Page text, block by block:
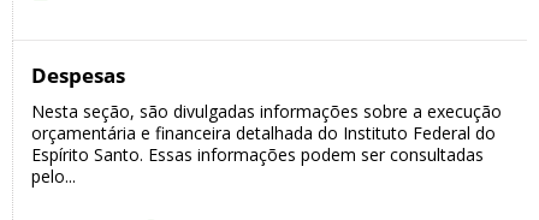
Despesas
Nesta seção, são divulgadas informações sobre a execução
orçamentária e financeira detalhada do Instituto Federal do
Espírito Santo. Essas informações podem ser consultadas
pelo...